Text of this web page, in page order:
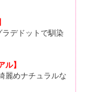
デドットで馴染
ル】
麗めナチュラルな